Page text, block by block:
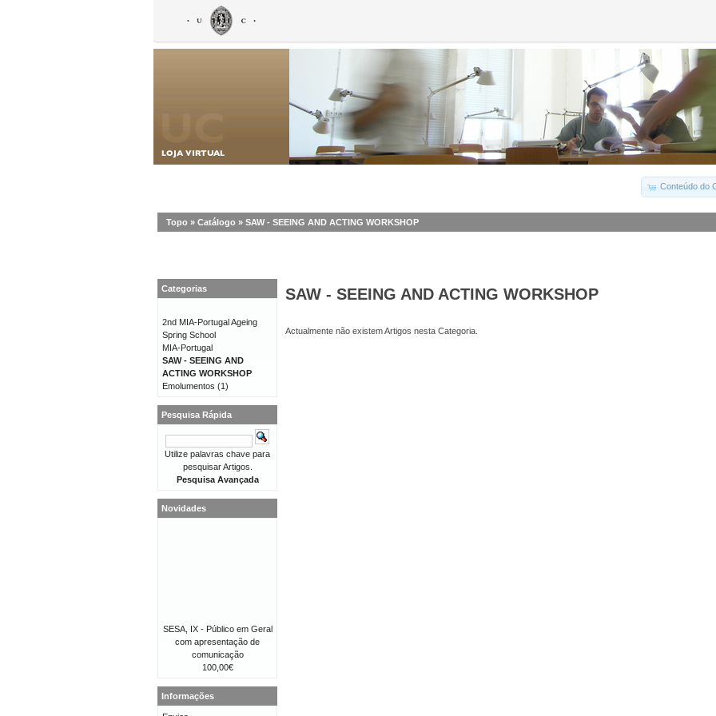
Conteúdo do
Topo » Catálogo » SAW - SEEING AND ACTING WORKSHOP
SAW - SEEING AND ACTING WORKSHOP
Actualmente não existem Artigos nesta Categoria.
Categorias
2nd MIA-Portugal Ageing
Spring School
MIA-Portugal
SAW - SEEING AND
ACTING WORKSHOP
Emolumentos (1)
Pesquisa Rápida
Utilize palavras chave para
pesquisar Artigos.
Pesquisa Avançada
Novidades
SESA, IX - Público em Geral
com apresentação de
comunicação
100,00€
Informações